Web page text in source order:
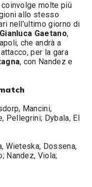
molte più
allo stesso
nell’ultimo giorno di
Gianluca Gaetano,
che andrà a
per la gara
, con Nandez e
Mancini,
Pellegrini; Dybala, El
Wieteska, Dossena,
Nandez, Viola;